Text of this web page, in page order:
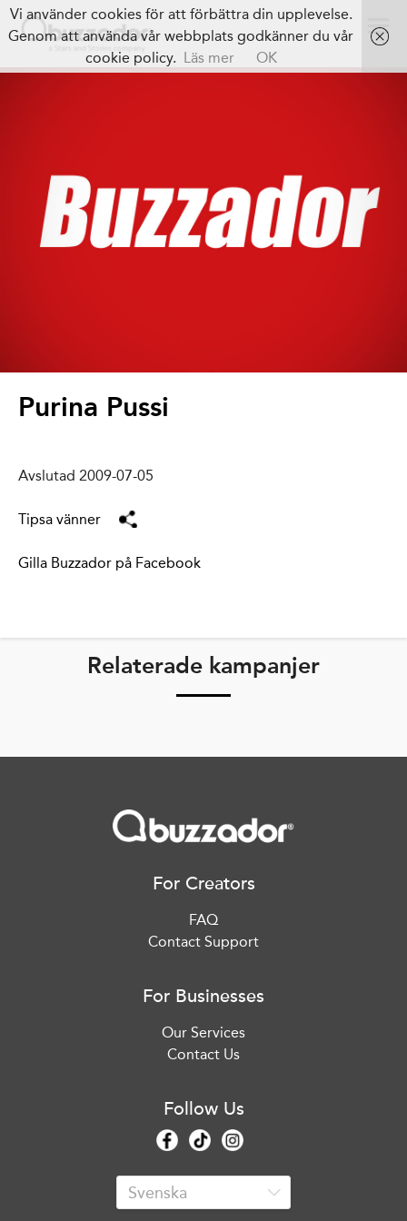
Purina Pussi
Avslutad 2009-07-05
Tipsa vänner
Gilla Buzzador på Facebook
Relaterade kampanjer
For Creators
FAQ
Contact Support
For Businesses
Our Services
Contact Us
Follow Us
Vi använder cookies för att förbättra din upplevelse.
Genom att använda vår webbplats godkänner du vår
cookie policy. Läs mer OK